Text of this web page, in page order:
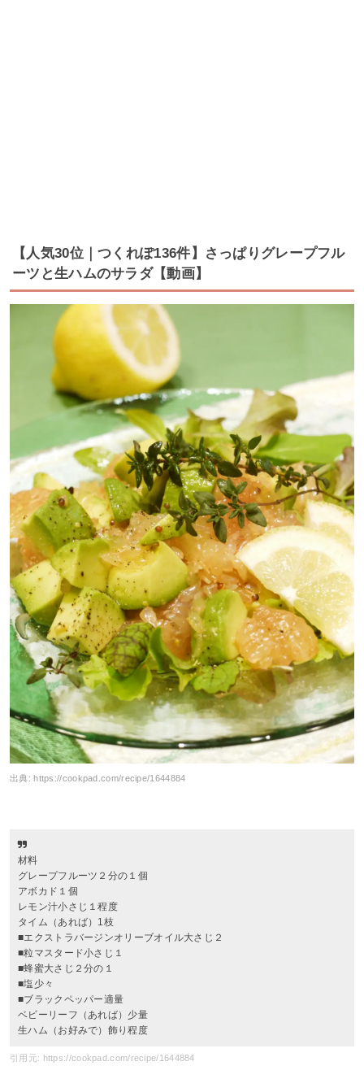
【人気30位｜つくれぽ136件】さっぱりグレープフル
ーツと生ハムのサラダ【動画】
出典:https://cookpad.com/recipe/1644884
材料
グレープフルーツ２分の１個
アボカド１個
レモン汁小さじ１程度
タイム（あれば）1枝
■エクストラバージンオリーブオイル大さじ２
■粒マスタード小さじ１
■蜂蜜大さじ２分の１
■塩少々
■ブラックペッパー適量
ベビーリーフ（あれば）少量
生ハム（お好みで）飾り程度
引用元: https://cookpad.com/recipe/1644884